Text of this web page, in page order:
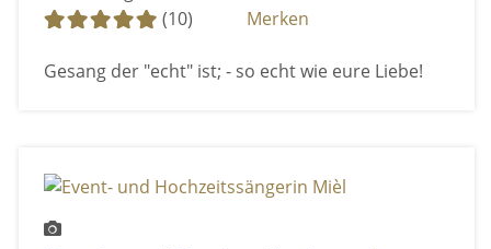
(10)
Merken
Gesang der "echt" ist; - so echt wie eure Liebe!